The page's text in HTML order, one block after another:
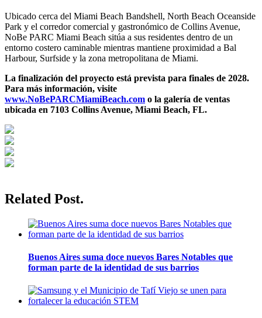
Ubicado cerca del Miami Beach Bandshell, North Beach Oceanside
Park y el corredor comercial y gastronómico de Collins Avenue,
NoBe PARC Miami Beach sitúa a sus residentes dentro de un
entorno costero caminable mientras mantiene proximidad a Bal
Harbour, Surfside y la zona metropolitana de Miami.
La finalización del proyecto está prevista para finales de 2028.
Para más información, visite
www.NoBePARCMiamiBeach.com o la galería de ventas
ubicada en 7103 Collins Avenue, Miami Beach, FL.
Related Post.
Buenos Aires suma doce nuevos Bares Notables que
forman parte de la identidad de sus barrios